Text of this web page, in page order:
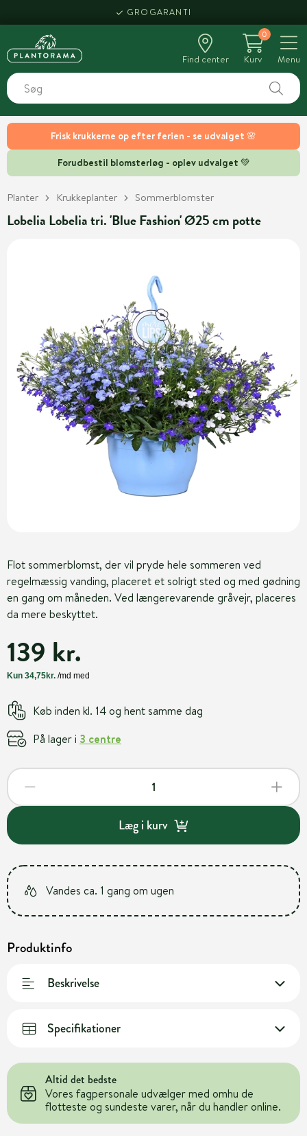
Frisk krukkerne op efter ferien - se udvalget 🌸
Forudbestil blomsterløg - oplev udvalget 💚
GROGARANTI
Find center
0
Kurv
Menu
Planter Krukkeplanter Sommerblomster
Lobelia Lobelia tri. 'Blue Fashion' Ø25 cm potte
Flot sommerblomst, der vil pryde hele sommeren ved
regelmæssig vanding, placeret et solrigt sted og med gødning
en gang om måneden. Ved længerevarende gråvejr, placeres
da mere beskyttet.
139 kr.
Køb inden kl. 14 og hent samme dag
På lager i 3 centre
Læg i kurv
Vandes ca. 1 gang om ugen
Produktinfo
Beskrivelse
Specifikationer
Altid det bedste
Vores fagpersonale udvælger med omhu de
flotteste og sundeste varer, når du handler online.